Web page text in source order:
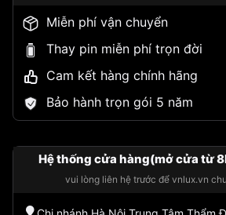
Miễn phí vận chuyển
Thay pin miễn phí trọn đời
Cam kết hàng chính hãng
Bảo hành trọn gói 5 năm
Hệ thống cửa hàng(mở cửa từ
vui lòng liên hệ trước để vnlux.vn